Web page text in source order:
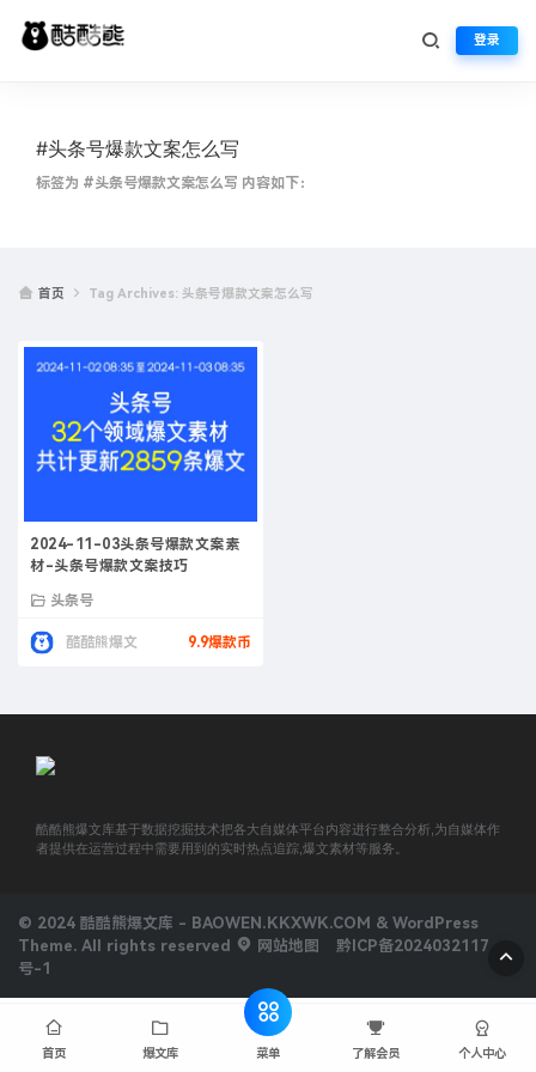
登录
#头条号爆款文案怎么写
标签为 #头条号爆款文案怎么写 内容如下：
首页 Tag Archives: 头条号爆款文案怎么写
2024-11-03头条号爆款文案素
材-头条号爆款文案技巧
头条号
酷酷熊爆文 9.9爆款币
酷酷熊爆文库基于数据挖掘技术把各大自媒体平台内容进行整合分析,为自媒体作
者提供在运营过程中需要用到的实时热点追踪,爆文素材等服务。
© 2024 酷酷熊爆文库 - BAOWEN.KKXWK.COM & WordPress
Theme. All rights reserved
网站地图
黔ICP备2024032117
号-1
首页 爆文库 菜单 了解会员 个人中心